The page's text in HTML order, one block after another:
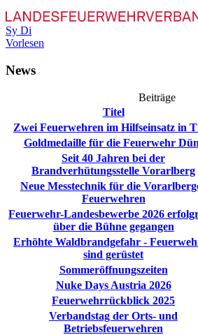
Sy Di
Vorlesen
News
Beiträge
Titel
Zwei Feuerwehren im Hilfseinsatz in
Goldmedaille für die Feuerwehr
Seit 40 Jahren bei der
Brandverhütungsstelle Vorarlberg
Neue Messtechnik für die
Feuerwehren
Feuerwehr-Landesbewerbe 2026
über die Bühne gegangen
Erhöhte Waldbrandgefahr -
sind gerüstet
Sommeröffnungszeiten
Nuke Days Austria 2026
Feuerwehrrückblick 2025
Verbandstag der Orts- und
Betriebsfeuerwehren